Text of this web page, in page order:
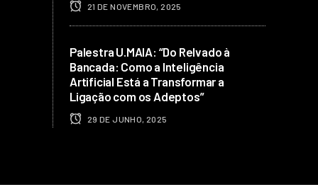
21 DE NOVEMBRO, 2025
Palestra U.MAIA: “Do Relvado à
Bancada: Como a Inteligência
Artificial Está a Transformar a
Ligação com os Adeptos”
29 DE JUNHO, 2025